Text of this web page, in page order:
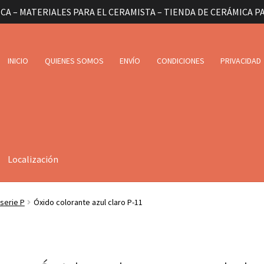
– MATERIALES PARA EL CERAMISTA – TIENDA DE CERÁMICA
INICIO QUIENES SOMOS ENVÍO CONDICIONES PRIVACIDAD
Localización
P Óxido colorante azul claro P-11